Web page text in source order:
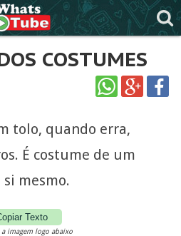
COSTUMES
tolo, quando erra,
É costume de um
mesmo.
Texto
a imagem logo abaixo